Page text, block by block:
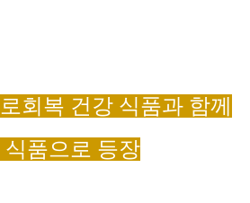
회복 건강 식품과 함께
식품으로 등장